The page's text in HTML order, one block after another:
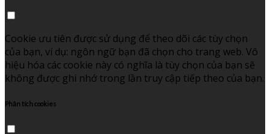
Cookie ưu tiên được sử dụng để theo dõi các tùy chọn
của bạn, ví dụ: ngôn ngữ bạn đã chọn cho trang web. Vô
hiệu hóa các cookie này có nghĩa là tùy chọn của bạn sẽ
không được ghi nhớ trong lần truy cập tiếp theo của bạn.
Phân tích cookies